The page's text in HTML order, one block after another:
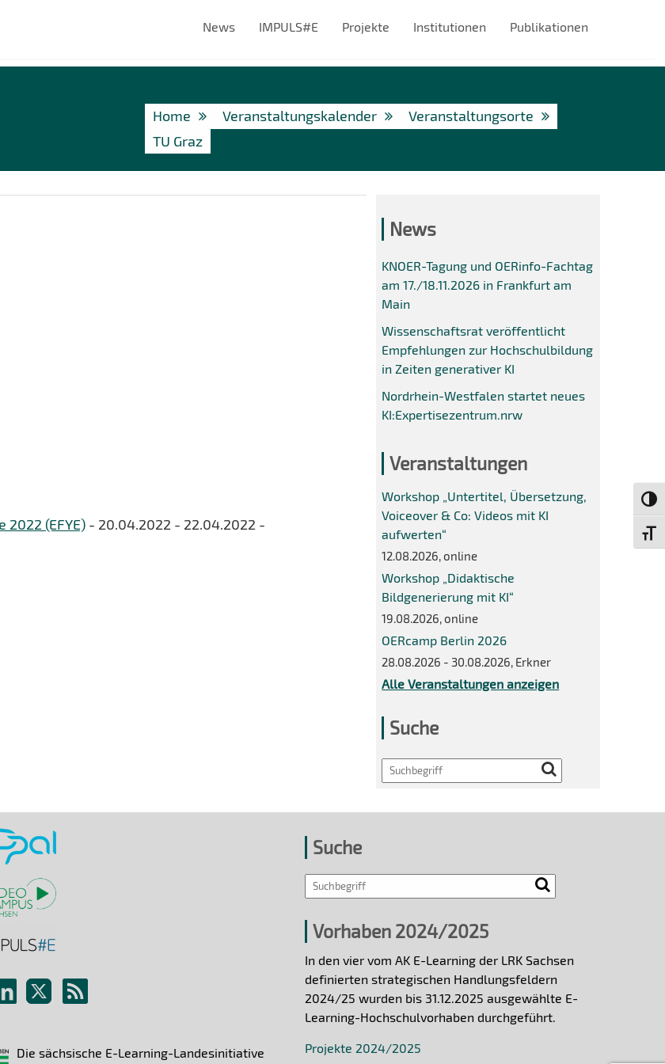
News IMPULS#E Projekte Institutionen Publikationen
Home Veranstaltungskalender
Veranstaltungsorte
TU Graz
2022 (EFYE) - 20.04.2022 - 22.04.2022 -
News
KNOER-Tagung und OERinfo-Fachtag
am 17./18.11.2026 in Frankfurt am
Main
Wissenschaftsrat veröffentlicht
Empfehlungen zur Hochschulbildung
in Zeiten generativer KI
Nordrhein-Westfalen startet neues
KI:Expertisezentrum.nrw
Veranstaltungen
Workshop „Untertitel, Übersetzung,
Voiceover & Co: Videos mit KI
aufwerten“
12.08.2026, online
Workshop „Didaktische
Bildgenerierung mit KI“
19.08.2026, online
OERcamp Berlin 2026
28.08.2026 - 30.08.2026, Erkner
Alle Veranstaltungen anzeigen
Suche
Search
Die sächsische E-Learning-Landesinitiative
Suche
Vorhaben 2024/2025
In den vier vom AK E-Learning der LRK Sachsen
definierten strategischen Handlungsfeldern
2024/25 wurden bis 31.12.2025 ausgewählte E-
Learning-Hochschulvorhaben durchgeführt.
Projekte 2024/2025